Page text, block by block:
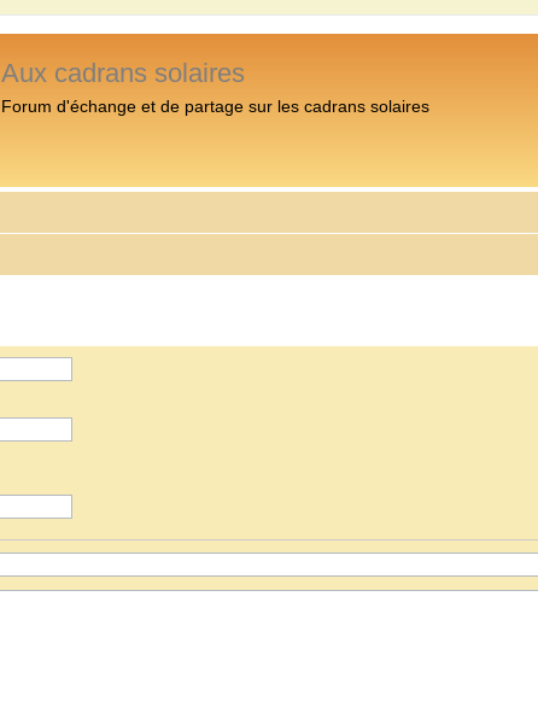
Aux cadrans solaires
Forum d'échange et de partage sur les cadrans solaires